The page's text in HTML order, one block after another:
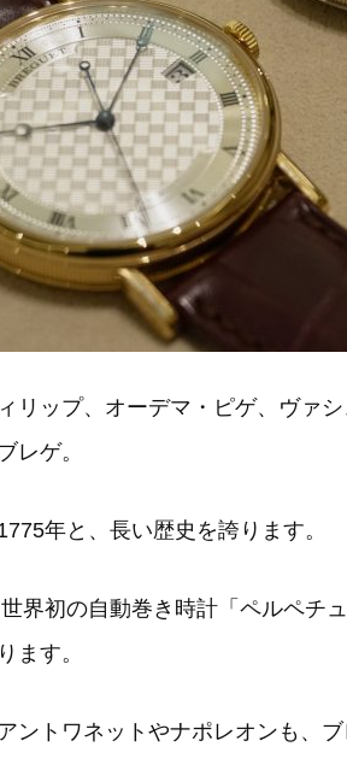
リップ、オーデマ・ピゲ、ヴァ
レゲ。
年と、長い歴史を誇ります。
界初の自動巻き時計「ペルペチ
ます。
ントワネットやナポレオンも、